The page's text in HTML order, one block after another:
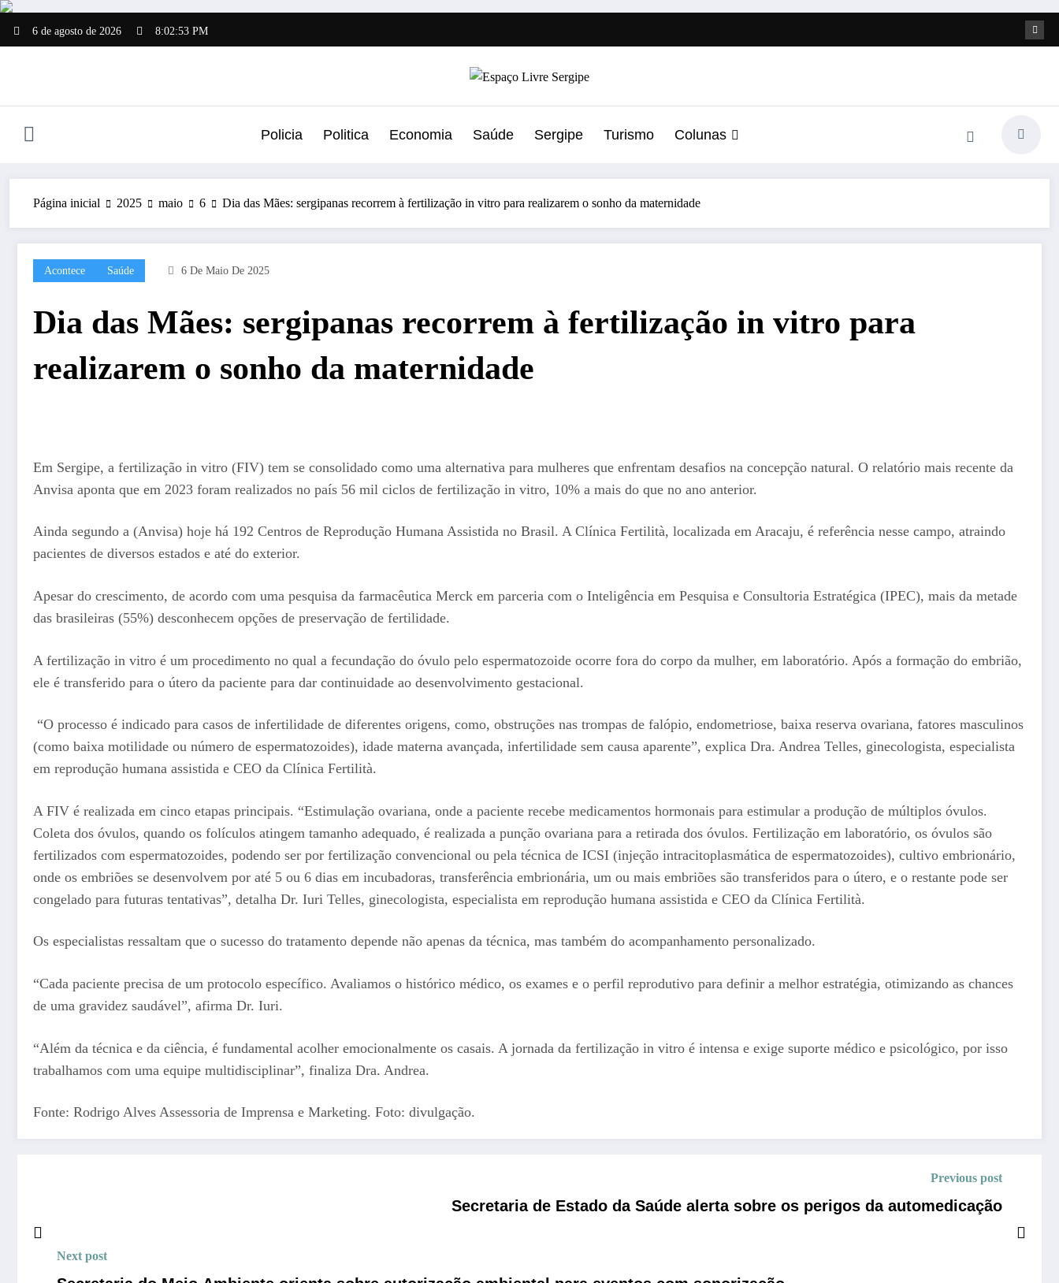
Pular
para
o
6 de agosto de 2026 8:02:53 PM
Policia Politica Economia Saúde Sergipe Turismo Colunas
Página inicial 2025 maio 6 Dia das Mães: sergipanas recorrem à fertilização in vitro para realizarem o sonho da maternidade
Acontece Saúde 6 De Maio De 2025
Dia das Mães: sergipanas recorrem à fertilização in vitro para
realizarem o sonho da maternidade
Em Sergipe, a fertilização in vitro (FIV) tem se consolidado como uma alternativa para mulheres que enfrentam desafios na concepção natural. O relatório mais recente da
Anvisa aponta que em 2023 foram realizados no país 56 mil ciclos de fertilização in vitro, 10% a mais do que no ano anterior.
Ainda segundo a (Anvisa) hoje há 192 Centros de Reprodução Humana Assistida no Brasil. A Clínica Fertilità, localizada em Aracaju, é referência nesse campo, atraindo
pacientes de diversos estados e até do exterior.
Apesar do crescimento, de acordo com uma pesquisa da farmacêutica Merck em parceria com o Inteligência em Pesquisa e Consultoria Estratégica (IPEC), mais da metade
das brasileiras (55%) desconhecem opções de preservação de fertilidade.
A fertilização in vitro é um procedimento no qual a fecundação do óvulo pelo espermatozoide ocorre fora do corpo da mulher, em laboratório. Após a formação do embrião,
ele é transferido para o útero da paciente para dar continuidade ao desenvolvimento gestacional.
“O processo é indicado para casos de infertilidade de diferentes origens, como, obstruções nas trompas de falópio, endometriose, baixa reserva ovariana, fatores masculinos
(como baixa motilidade ou número de espermatozoides), idade materna avançada, infertilidade sem causa aparente”, explica Dra. Andrea Telles, ginecologista, especialista
em reprodução humana assistida e CEO da Clínica Fertilità.
A FIV é realizada em cinco etapas principais. “Estimulação ovariana, onde a paciente recebe medicamentos hormonais para estimular a produção de múltiplos óvulos.
Coleta dos óvulos, quando os folículos atingem tamanho adequado, é realizada a punção ovariana para a retirada dos óvulos. Fertilização em laboratório, os óvulos são
fertilizados com espermatozoides, podendo ser por fertilização convencional ou pela técnica de ICSI (injeção intracitoplasmática de espermatozoides), cultivo embrionário,
onde os embriões se desenvolvem por até 5 ou 6 dias em incubadoras, transferência embrionária, um ou mais embriões são transferidos para o útero, e o restante pode ser
congelado para futuras tentativas”, detalha Dr. Iuri Telles, ginecologista, especialista em reprodução humana assistida e CEO da Clínica Fertilità.
Os especialistas ressaltam que o sucesso do tratamento depende não apenas da técnica, mas também do acompanhamento personalizado.
“Cada paciente precisa de um protocolo específico. Avaliamos o histórico médico, os exames e o perfil reprodutivo para definir a melhor estratégia, otimizando as chances
de uma gravidez saudável”, afirma Dr. Iuri.
“Além da técnica e da ciência, é fundamental acolher emocionalmente os casais. A jornada da fertilização in vitro é intensa e exige suporte médico e psicológico, por isso
trabalhamos com uma equipe multidisciplinar”, finaliza Dra. Andrea.
Fonte: Rodrigo Alves Assessoria de Imprensa e Marketing. Foto: divulgação.
Previous post
Secretaria de Estado da Saúde alerta sobre os perigos da automedicação
Next post